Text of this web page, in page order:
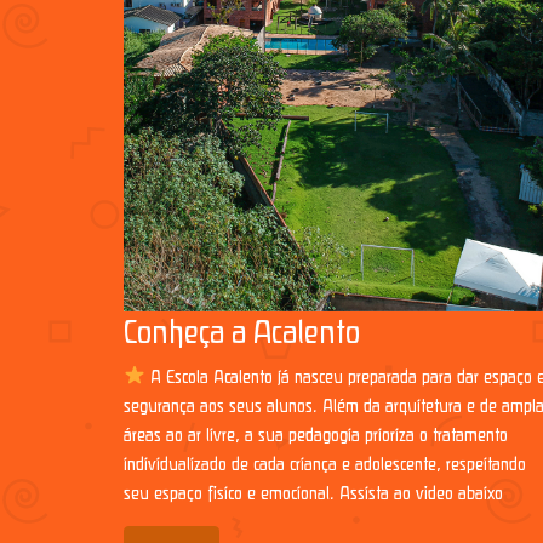
Conheça a Acalento
A Escola Acalento já nasceu preparada para dar espaço
segurança aos seus alunos. Além da arquitetura e de
áreas ao ar livre, a sua pedagogia prioriza o tratamento
individualizado de cada criança e adolescente, respeitando
seu espaço físico e emocional. Assista ao vídeo abaixo